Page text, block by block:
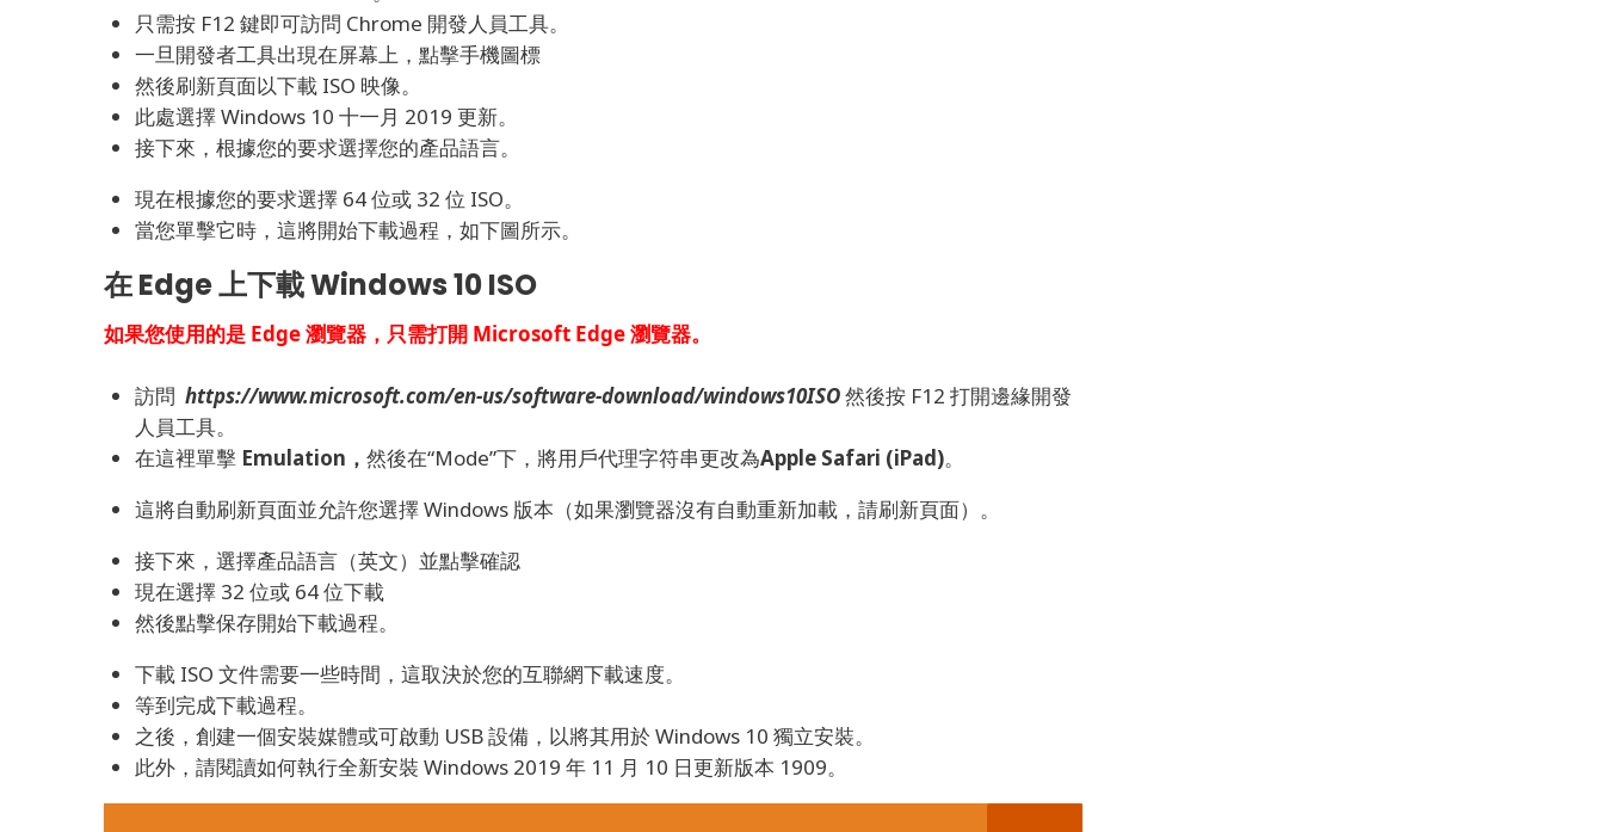
只需按 F12 鍵即可訪問 Chrome 開發人員工具。
一旦開發者工具出現在屏幕上，點擊手機圖標
然後刷新頁面以下載 ISO 映像。
此處選擇 Windows 10 十一月 2019 更新。
接下來，根據您的要求選擇您的產品語言。
現在根據您的要求選擇 64 位或 32 位 ISO。
當您單擊它時，這將開始下載過程，如下圖所示。
在 Edge 上下載 Windows 10 ISO
如果您使用的是 Edge 瀏覽器，只需打開 Microsoft Edge 瀏覽器。
訪問 https://www.microsoft.com/en-us/software-download/windows10ISO然後按 F12 打開邊緣開發
人員工具。
在這裡單擊 Emulation， 然後在“Mode”下，將用戶代理字符串更改為Apple Safari (iPad)。
這將自動刷新頁面並允許您選擇 Windows 版本（如果瀏覽器沒有自動重新加載，請刷新頁面）。
接下來，選擇產品語言（英文）並點擊確認
現在選擇 32 位或 64 位下載
然後點擊保存開始下載過程。
下載 ISO 文件需要一些時間，這取決於您的互聯網下載速度。
等到完成下載過程。
之後，創建一個安裝媒體或可啟動 USB 設備，以將其用於 Windows 10 獨立安裝。
此外，請閱讀如何執行全新安裝 Windows 2019 年 11 月 10 日更新版本 1909。